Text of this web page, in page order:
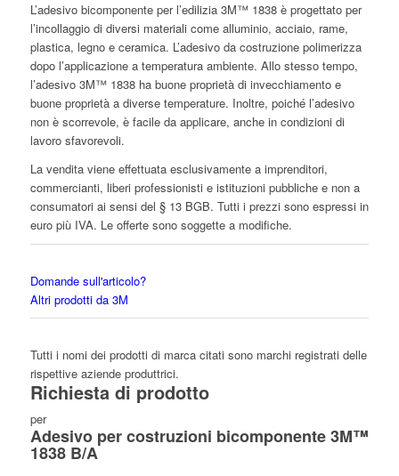
L’adesivo bicomponente per l’edilizia 3M™ 1838 è progettato per
l’incollaggio di diversi materiali come alluminio, acciaio, rame,
plastica, legno e ceramica. L’adesivo da costruzione polimerizza
dopo l’applicazione a temperatura ambiente. Allo stesso tempo,
l’adesivo 3M™ 1838 ha buone proprietà di invecchiamento e
buone proprietà a diverse temperature. Inoltre, poiché l’adesivo
non è scorrevole, è facile da applicare, anche in condizioni di
lavoro sfavorevoli.
La vendita viene effettuata esclusivamente a imprenditori,
commercianti, liberi professionisti e istituzioni pubbliche e non a
consumatori ai sensi del § 13 BGB. Tutti i prezzi sono espressi in
euro più IVA. Le offerte sono soggette a modifiche.
Domande sull'articolo?
Altri prodotti da 3M
Tutti i nomi dei prodotti di marca citati sono marchi registrati delle
rispettive aziende produttrici.
Richiesta di prodotto
per
Adesivo per costruzioni bicomponente 3M™
1838 B/A